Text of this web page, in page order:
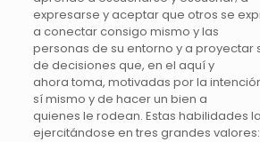
expresarse y aceptar que otros se
a conectar consigo mismo y las
personas de su entorno y a proyectar
de decisiones que, en el aquí y
ahora toma, motivadas por la
sí mismo y de hacer un bien a
quienes le rodean. Estas habilidades
ejercitándose en tres grandes valores: